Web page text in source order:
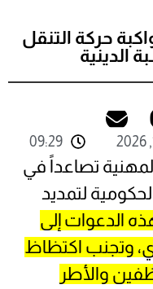
حركة التنقل
الدينية
09:29
تصاعداً في
لتمديد
الدعوات إلى
وتجنب اكتظاظ
والأطر